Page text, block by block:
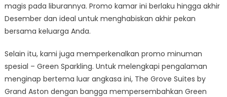
magis pada liburannya. Promo kamar ini berlaku hingga akhir
Desember dan ideal untuk menghabiskan akhir pekan
bersama keluarga Anda.
Selain itu, kami juga memperkenalkan promo minuman
spesial – Green Sparkling. Untuk melengkapi pengalaman
menginap bertema luar angkasa ini, The Grove Suites by
Grand Aston dengan bangga mempersembahkan Green